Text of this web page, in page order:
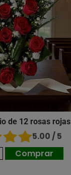
de 12 rosas rojas
5.00 / 5
Comprar